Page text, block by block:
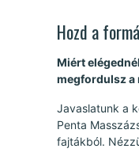
Hozd a
Miért
megfordulsz a
Javaslatunk a
Penta
fajtákból.